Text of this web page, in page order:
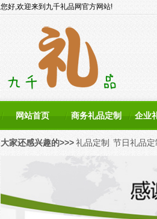
网站首页 商务礼品定制 企业
您好,欢迎来到九千礼品网官方网站!
大家还感兴趣的>>>礼品定制 节日礼品定